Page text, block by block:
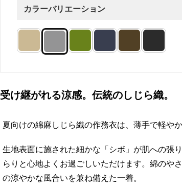
カラーバリエーション
受け継がれる涼感。伝統のしじら織。
夏向けの綿麻しじら織の作務衣は、薄手で軽や
生地表面に施された細かな「シボ」が肌への張
らりと心地よくお過ごしいただけます。綿のや
の涼やかな風合いを兼ね備えた一着。